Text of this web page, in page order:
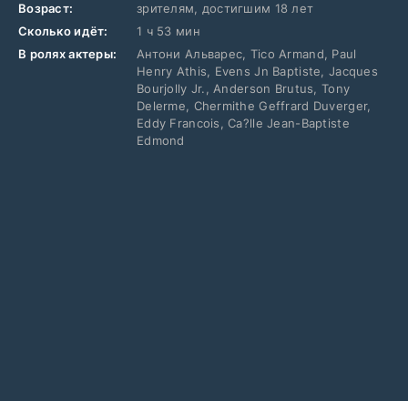
Возраст:
зрителям, достигшим 18 лет
Сколько идёт:
1 ч 53 мин
В ролях актеры:
Антони Альварес, Tico Armand, Paul
Henry Athis, Evens Jn Baptiste, Jacques
Bourjolly Jr., Anderson Brutus, Tony
Delerme, Chermithe Geffrard Duverger,
Eddy Francois, Ca?lle Jean-Baptiste
Edmond